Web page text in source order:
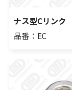
ナス型Cリンク
品番：EC